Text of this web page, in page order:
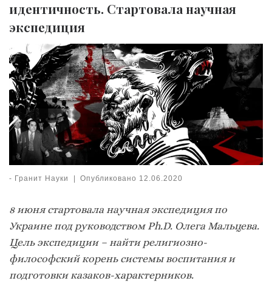
идентичность. Стартовала научная
экспедиция
- Гранит Науки | Опубликовано 12.06.2020
8 июня стартовала научная экспедиция по
Украине под руководством Ph.D. Олега Мальцева.
Цель экспедиции – найти религиозно-
философский корень системы воспитания и
подготовки казаков-характерников.